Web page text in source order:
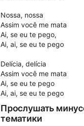
Nossa, nossa
Assim você me mata
Ai, se eu te pego,
Ai, ai, se eu te pego
Delícia, delícia
Assim você me mata
Ai, se eu te pego
Ai, ai, se eu te pego
Прослушать
тематики